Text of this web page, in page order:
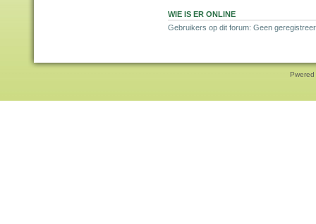
WIE IS ER ONLINE
Gebruikers op dit forum: Geen